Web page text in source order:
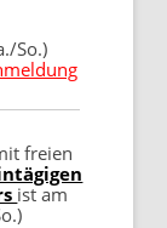
So.)
freien
ist am